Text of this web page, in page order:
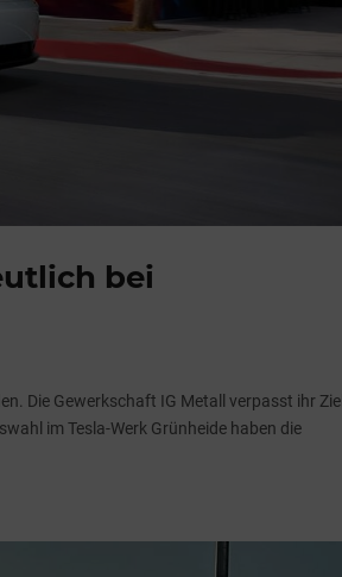
bei
Die Gewerkschaft IG Metall verpasst ihr Ziel
im Tesla-Werk Grünheide haben die